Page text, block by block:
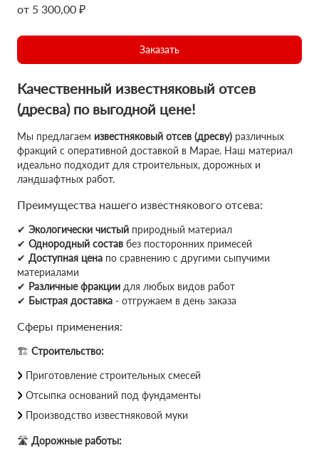
от 5 300,00 ₽
Заказать
Качественный известняковый отсев
(дресва) по выгодной цене!
Мы предлагаем известняковый отсев (дресву) различных
фракций с оперативной доставкой в Марае. Наш материал
идеально подходит для строительных, дорожных и
ландшафтных работ.
Преимущества нашего известнякового отсева:
✔ Экологически чистый природный материал
✔ Однородный состав без посторонних примесей
✔ Доступная цена по сравнению с другими сыпучими
материалами
✔ Различные фракции для любых видов работ
✔ Быстрая доставка - отгружаем в день заказа
Сферы применения:
🏗 Строительство:
Приготовление строительных смесей
Отсыпка оснований под фундаменты
Производство известняковой муки
🛣 Дорожные работы: